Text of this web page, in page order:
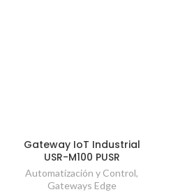
Gateway IoT Industrial
USR-M100 PUSR
Automatización y Control,
Gateways Edge